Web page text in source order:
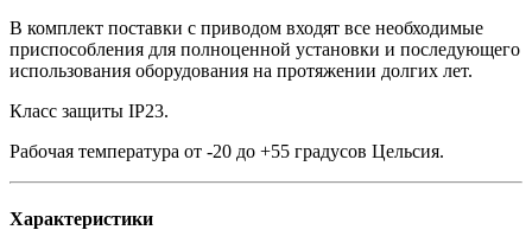
В комплект поставки с приводом входят все необходимые
приспособления для полноценной установки и последующего
использования оборудования на протяжении долгих лет.
Класс защиты IP23.
Рабочая температура от -20 до +55 градусов Цельсия.
Характеристики